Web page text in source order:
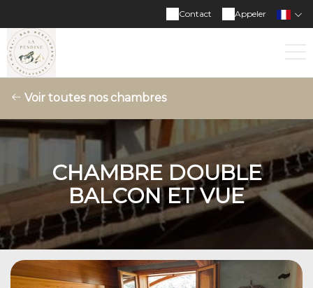
Appeler
Contact
Voir toutes nos chambres
CHAMBRE DOUBLE
BALCON ET VUE